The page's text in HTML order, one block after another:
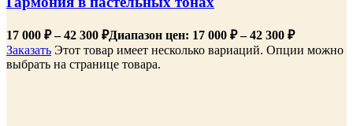
17 000 ₽ – 42 300 ₽Диапазон цен: 17 000 ₽ – 42 300 ₽
Заказать Этот товар имеет несколько вариаций. Опции можно
выбрать на странице товара.